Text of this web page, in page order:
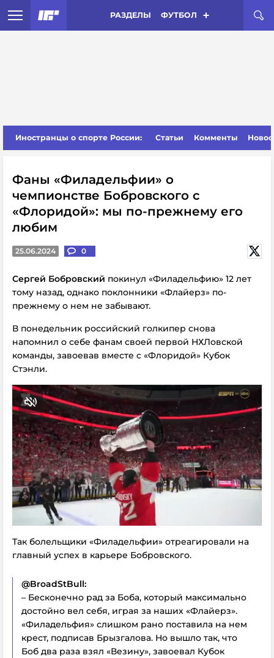
РАЗДЕЛЫ ФУТБОЛ
Иностранцы о спорте России: Статьи Комменты
Фаны «Филадельфии» о
чемпионстве Бобровского с
«Флоридой»: мы по-прежнему его
любим
25.06.2024 0
Сергей Бобровский покинул «Филадельфию» 12 лет
тому назад, однако поклонники «Флайерз» по-
прежнему о нем не забывают.
В понедельник российский голкипер снова
напомнил о себе фанам своей первой НХЛовской
команды, завоевав вместе с «Флоридой» Кубок
Стэнли.
Так болельщики «Филадельфии» отреагировали на
главный успех в карьере Бобровского.
@BroadStBull:
– Бесконечно рад за Боба, который максимально
достойно вел себя, играя за наших «Флайерз».
«Филадельфия» слишком рано поставила на нем
крест, подписав Брызгалова. Но вышло так, что
Боб два раза взял «Везину», завоевал Кубок